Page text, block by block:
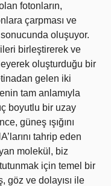
fotonların,
çarpması ve
oluşuyor.
birleştirerek ve
oluşturduğu bir
gelen iki
tam anlamıyla
boyutlu bir uzay
güneş ışığını
tahrip eden
molekül, biz
için temel bir
göz ve dolayısı ile